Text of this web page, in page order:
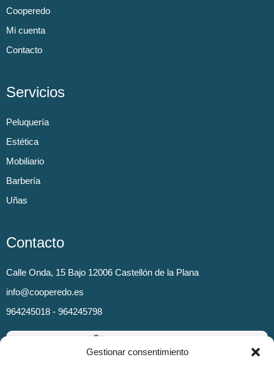
Gestionar consentimiento
Cooperedo
Mi cuenta
Contacto
Servicios
Peluquería
Estética
Mobiliario
Barbería
Uñas
Contacto
Calle Onda, 15 Bajo 12006 Castellón de la Plana
info@cooperedo.es
964245018 - 964245798